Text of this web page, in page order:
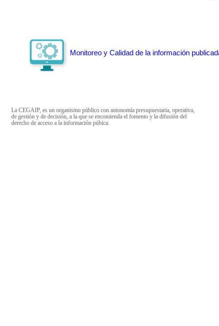
Monitoreo y Calidad de la información
La CEGAIP, es un organismo público con autonomía presupuestaria, operativa,
de gestión y de decisión, a la que se encomienda el fomento y la difusión del
derecho de acceso a la información púbica.